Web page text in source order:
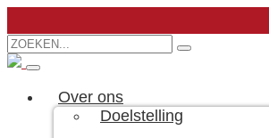
Over ons
Doelstelling